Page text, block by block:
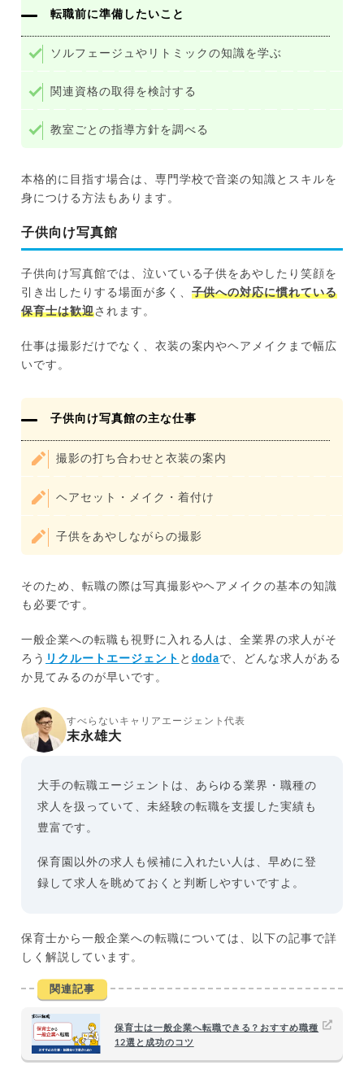
転職前に準備したいこと
ソルフェージュやリトミックの知識を学ぶ
関連資格の取得を検討する
教室ごとの指導方針を調べる
本格的に目指す場合は、専門学校で音楽の知識とスキルを
身につける方法もあります。
子供向け写真館
子供向け写真館では、泣いている子供をあやしたり笑顔を
引き出したりする場面が多く、 子供への対応に慣れている
保育士は歓迎されます。
仕事は撮影だけでなく、衣装の案内やヘアメイクまで幅広
いです。
子供向け写真館の主な仕事
撮影の打ち合わせと衣装の案内
ヘアセット・メイク・着付け
子供をあやしながらの撮影
そのため、転職の際は写真撮影やヘアメイクの基本の知識
も必要です。
一般企業への転職も視野に入れる人は、全業界の求人がそ
ろう リクルートエージェント と dodaで、どんな求人がある
か見てみるのが早いです。
すべらないキャリアエージェント代表
末永雄大
大手の転職エージェントは、あらゆる業界・職種の
求人を扱っていて、未経験の転職を支援した実績も
豊富です。
保育園以外の求人も候補に入れたい人は、早めに登
録して求人を眺めておくと判断しやすいですよ。
保育士から一般企業への転職については、以下の記事で詳
しく解説しています。
関連記事
保育士は一般企業へ転職できる？おすすめ職種
12選と成功のコツ